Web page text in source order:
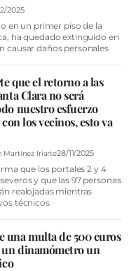
2025
en un primer piso de la
ha quedado extinguido en
causar daños personales
que el retorno a las
Clara no será
nuestro esfuerzo
los vecinos, esto va
Martínez Iriarte28/11/2025
que los portales 2 y 4
y que las 97 personas
realojadas mientras
técnicos
una multa de 500 euros
dinamómetro un